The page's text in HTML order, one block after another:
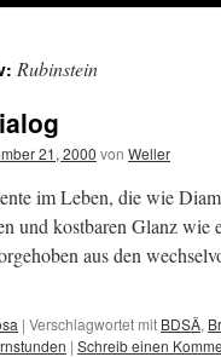
Rubinstein
21, 2000 von Weller
im Leben, die wie
und kostbaren Glanz
aus den
| Verschlagwortet mit BDSÄ,
| Schreib einen